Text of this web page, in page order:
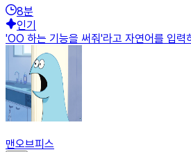
8분
인기
'OO 하는 기능을 써줘'라고 자연어를 입
맨오브피스